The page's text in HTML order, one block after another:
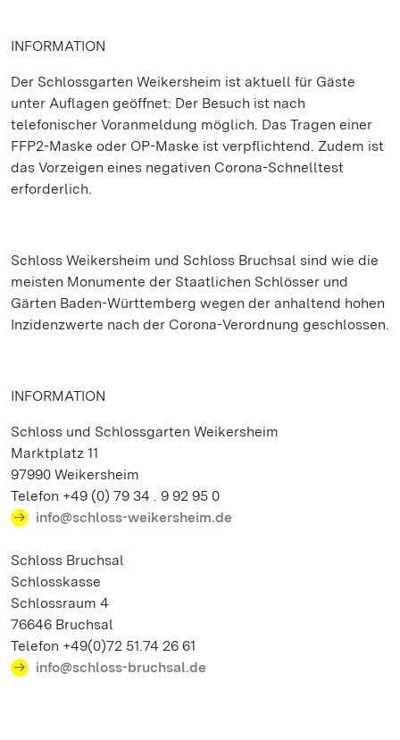
INFORMATION
Der Schlossgarten Weikersheim ist aktuell für Gäste
unter Auflagen geöffnet: Der Besuch ist nach
telefonischer Voranmeldung möglich. Das Tragen einer
FFP2-Maske oder OP-Maske ist verpflichtend. Zudem ist
das Vorzeigen eines negativen Corona-Schnelltest
erforderlich.
Schloss Weikersheim und Schloss Bruchsal sind wie die
meisten Monumente der Staatlichen Schlösser und
Gärten Baden-Württemberg wegen der anhaltend hohen
Inzidenzwerte nach der Corona-Verordnung geschlossen.
INFORMATION
Schloss und Schlossgarten Weikersheim
Marktplatz 11
97990 Weikersheim
Telefon +49 (0) 79 34 . 9 92 95 0
info@schloss-weikersheim.de
Schloss Bruchsal
Schlosskasse
Schlossraum 4
76646 Bruchsal
Telefon +49(0)72 51.74 26 61
info@schloss-bruchsal.de